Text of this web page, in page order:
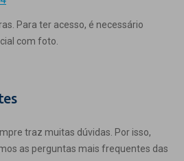
Para ter acesso, é necessário
com foto.
traz muitas dúvidas. Por isso,
as perguntas mais frequentes das